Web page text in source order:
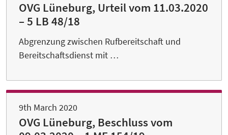
OVG Lüneburg, Urteil vom 11.03.2020
– 5 LB 48/18
Abgrenzung zwischen Rufbereitschaft und
Bereitschaftsdienst mit …
9th March 2020
OVG Lüneburg, Beschluss vom